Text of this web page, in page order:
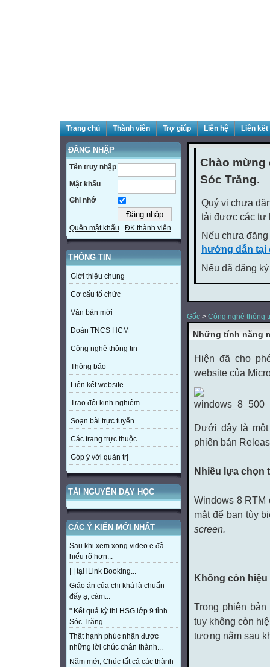
Trang chủ Thành viên Trợ giúp Liên hệ Liên
ĐĂNG NHẬP
Tên truy nhập
Mật khẩu
Ghi nhớ
Quên mật khẩu ĐK thành viên
THÔNG TIN
Giới thiệu chung
Cơ cấu tổ chức
Văn bản mới
Đoàn TNCS HCM
Công nghệ thông tin
Thông báo
Liên kết website
Trao đổi kinh nghiệm
Soạn bài trực tuyến
Các trang trực thuộc
Góp ý với quản trị
TÀI NGUYÊN DẠY HỌC
CÁC Ý KIẾN MỚI NHẤT
Sau khi xem xong video e đã
hiểu rõ hơn...
| | tại iLink Booking...
Giáo án của chị khá là chuẩn
đấy ạ, cám...
" Kết quả kỳ thi HSG lớp 9 tỉnh
Sóc Trăng...
Thật hạnh phúc nhận được
những lời chúc chân thành...
Năm mới, Chúc tất cả các thành
Chào mừng
Sóc Trăng.
Quý vị chưa
tải được các tư
Nếu chưa
hướng dẫn tại
Nếu đã đăng
Gốc > Công nghệ thông
Những tính năng
Hiện đã cho
website của
Dưới đây là
phiên bản
Nhiều lựa chọn
Windows 8
mắt để bạn tùy
screen.
Không còn
Trong phiên
tuy không còn
tượng nằm sau